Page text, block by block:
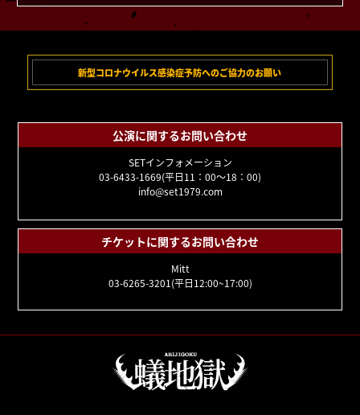
新型コロナウイルス感染症予防へのご協力のお願い
公演に関するお問い合わせ
SETインフォメーション
03-6433-1669(平日11：00～18：00)
info@set1979.com
チケットに関するお問い合わせ
Mitt
03-6265-3201(平日12:00~17:00)